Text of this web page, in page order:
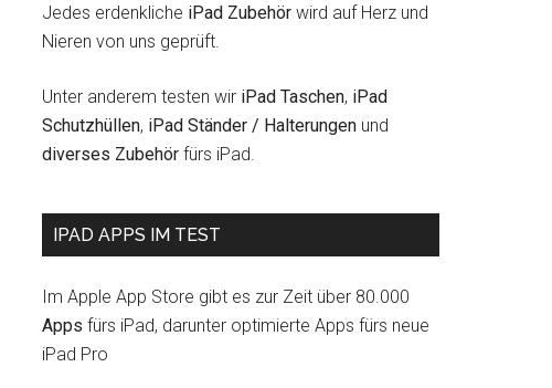
Jedes erdenkliche iPad Zubehör wird auf Herz und
Nieren von uns geprüft.
Unter anderem testen wir iPad Taschen, iPad
Schutzhüllen, iPad Ständer / Halterungen und
diverses Zubehör fürs iPad.
IPAD APPS IM TEST
Im Apple App Store gibt es zur Zeit über 80.000
Apps fürs iPad, darunter optimierte Apps fürs neue
iPad Pro